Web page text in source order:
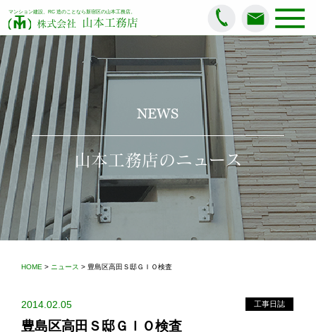
マンション建設、RC 造のことなら新宿区の山本工務店。
株式会社 山本工務店
NEWS
山本工務店のニュース
HOME > ニュース > 豊島区高田Ｓ邸ＧＩＯ検査
2014.02.05
豊島区高田Ｓ邸ＧＩＯ検査
工事日誌